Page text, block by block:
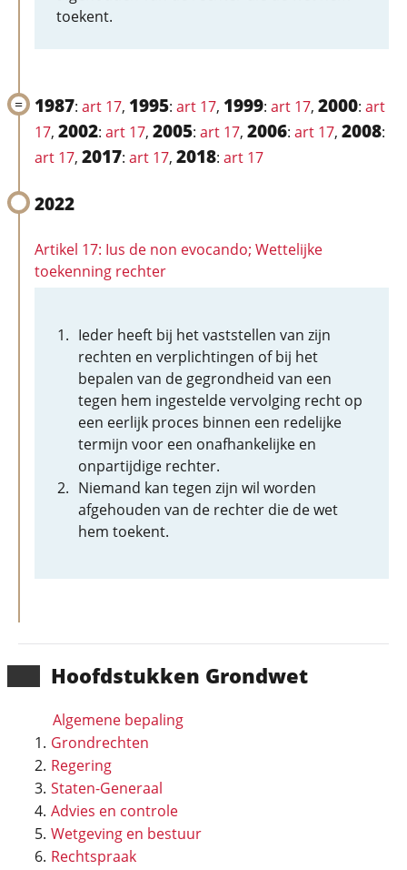
Hoofd­stukken Grondwet
Algemene bepaling
Grondrechten
Regering
Staten-Generaal
Advies en controle
Wetgeving en bestuur
Rechtspraak
toekent.
1987: art 17, 1995: art 17, 1999: art 17, 2000: art
17, 2002: art 17, 2005: art 17, 2006: art 17, 2008:
art 17, 2017: art 17, 2018: art 17
2022
Artikel 17: Ius de non evocando; Wettelijke
toekenning rechter
Ieder heeft bij het vaststellen van zijn
rechten en verplichtingen of bij het
bepalen van de gegrondheid van een
tegen hem ingestelde vervolging recht op
een eerlijk proces binnen een redelijke
termijn voor een onafhankelijke en
onpartijdige rechter.
Niemand kan tegen zijn wil worden
afgehouden van de rechter die de wet
hem toekent.